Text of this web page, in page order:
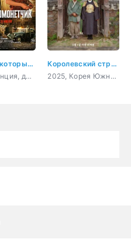
Человек, который рисовал деньги
2025, Франция, драма, криминал, биография
Королевский страж
2025, Корея Южная, история, биография, драма